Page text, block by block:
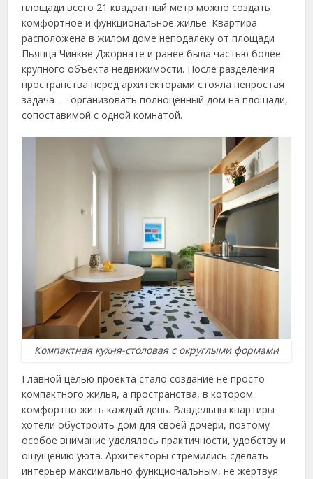
площади всего 21 квадратный метр можно создать
комфортное и функциональное жилье. Квартира
расположена в жилом доме неподалеку от площади
Пьяцца Чинкве Джорнате и ранее была частью более
крупного объекта недвижимости. После разделения
пространства перед архитекторами стояла непростая
задача — организовать полноценный дом на площади,
сопоставимой с одной комнатой.
Компактная кухня-столовая с округлыми формами
Главной целью проекта стало создание не просто
компактного жилья, а пространства, в котором
комфортно жить каждый день. Владельцы квартиры
хотели обустроить дом для своей дочери, поэтому
особое внимание уделялось практичности, удобству и
ощущению уюта. Архитекторы стремились сделать
интерьер максимально функциональным, не жертвуя